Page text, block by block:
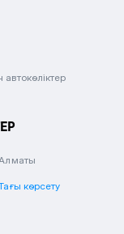
көрсету